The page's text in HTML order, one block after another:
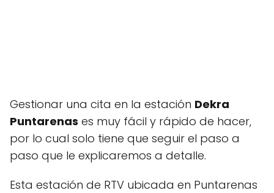
Gestionar una cita en la estación Dekra
Puntarenas es muy fácil y rápido de hacer,
por lo cual solo tiene que seguir el paso a
paso que le explicaremos a detalle.
Esta estación de RTV ubicada en Puntarenas